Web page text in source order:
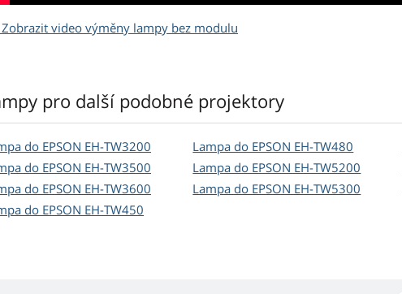
Zobrazit video výměny lampy bez modulu
pro další podobné projektory
do EPSON EH-TW3200
do EPSON EH-TW3500
do EPSON EH-TW3600
do EPSON EH-TW450
Lampa do EPSON EH-TW480
Lampa do EPSON EH-TW5200
Lampa do EPSON EH-TW5300